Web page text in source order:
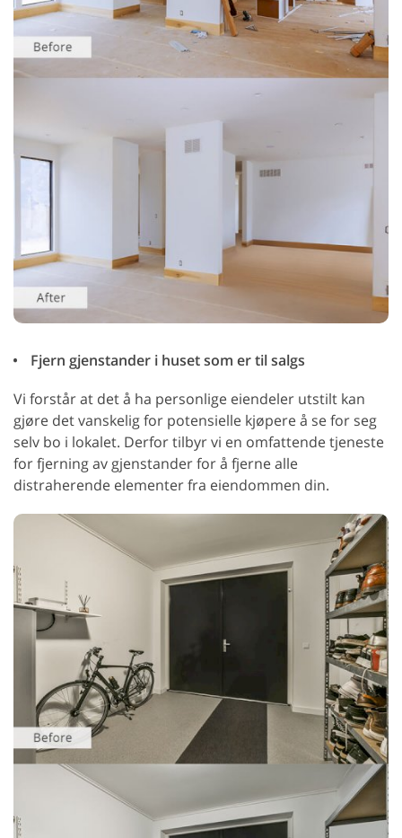
Fjern gjenstander i huset som er til salgs
Vi forstår at det å ha personlige eiendeler utstilt kan
gjøre det vanskelig for potensielle kjøpere å se for seg
selv bo i lokalet. Derfor tilbyr vi en omfattende tjeneste
for fjerning av gjenstander for å fjerne alle
distraherende elementer fra eiendommen din.